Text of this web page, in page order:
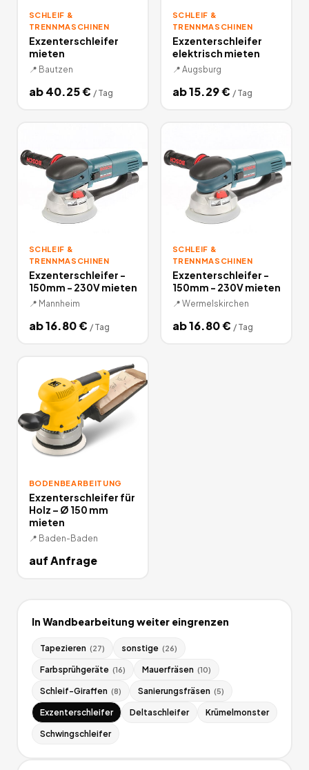
SCHLEIF &
TRENNMASCHINEN
Exzenterschleifer
mieten
📍 Bautzen
ab40.25€ / Tag
SCHLEIF &
TRENNMASCHINEN
Exzenterschleifer
elektrisch mieten
📍 Augsburg
ab15.29€ / Tag
SCHLEIF &
TRENNMASCHINEN
Exzenterschleifer -
150mm - 230V mieten
📍 Mannheim
ab16.80€ / Tag
SCHLEIF &
TRENNMASCHINEN
Exzenterschleifer -
150mm - 230V mieten
📍 Wermelskirchen
ab16.80€ / Tag
BODENBEARBEITUNG
Exzenterschleifer für
Holz – Ø 150 mm
mieten
📍 Baden-Baden
auf Anfrage
In Wandbearbeitung weiter eingrenzen
Tapezieren (27) sonstige (26)
Farbsprühgeräte (16) Mauerfräsen (10)
Schleif-Giraffen (8) Sanierungsfräsen (5)
Exzenterschleifer Deltaschleifer Krümelmonster
Schwingschleifer